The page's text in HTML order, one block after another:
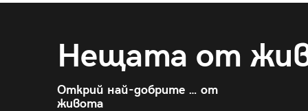
Нещата от
Открий най-добрите … от
живота